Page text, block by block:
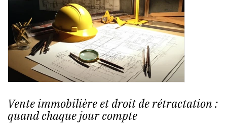
Vente immobilière et droit de rétractation :
quand chaque jour compte